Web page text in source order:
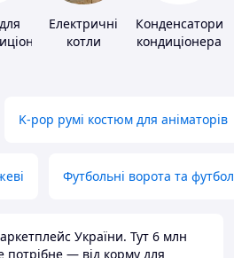
Електричні
котли
Конденсатори
кондиціонера
K-pop румі костюм для аніматорів
Футбольні ворота та
України. Тут 6 млн
потрібне — від корму для